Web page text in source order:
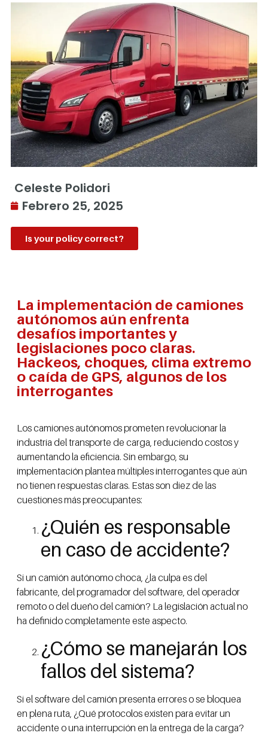
Celeste Polidori
Febrero 25, 2025
Is your policy correct?
La implementación de camiones
autónomos aún enfrenta
desafíos importantes y
legislaciones poco claras.
Hackeos, choques, clima extremo
o caída de GPS, algunos de los
interrogantes
Los camiones autónomos prometen revolucionar la
industria del transporte de carga, reduciendo costos y
aumentando la eficiencia. Sin embargo, su
implementación plantea múltiples interrogantes que aún
no tienen respuestas claras. Estas son diez de las
cuestiones más preocupantes:
¿Quién es responsable
en caso de accidente?
Si un camión autónomo choca, ¿la culpa es del
fabricante, del programador del software, del operador
remoto o del dueño del camión? La legislación actual no
ha definido completamente este aspecto.
¿Cómo se manejarán los
fallos del sistema?
Si el software del camión presenta errores o se bloquea
en plena ruta, ¿Qué protocolos existen para evitar un
accidente o una interrupción en la entrega de la carga?